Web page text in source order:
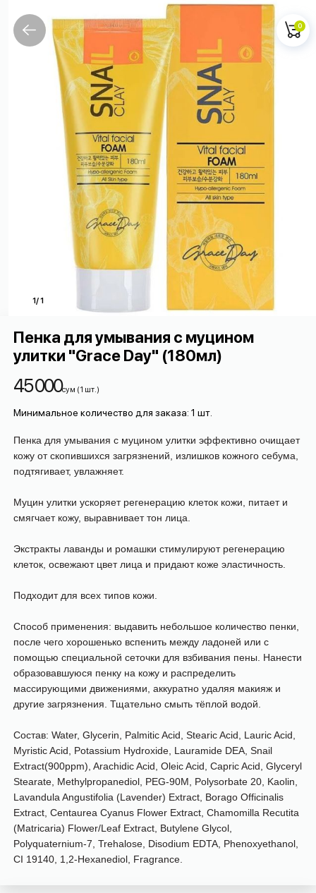
1
0
Пенка для умывания с муцином
улитки "Grace Day" (180мл)
45 000сум (1 шт. )
Минимальное количество для заказа: 1 шт.
Пенка для умывания с муцином улитки эффективно очищает
кожу от скопившихся загрязнений, излишков кожного себума,
подтягивает, увлажняет.
Муцин улитки ускоряет регенерацию клеток кожи, питает и
смягчает кожу, выравнивает тон лица.
Экстракты лаванды и ромашки стимулируют регенерацию
клеток, освежают цвет лица и придают коже эластичность.
Подходит для всех типов кожи.
Способ применения: выдавить небольшое количество пенки,
после чего хорошенько вспенить между ладоней или с
помощью специальной сеточки для взбивания пены. Нанести
образовавшуюся пенку на кожу и распределить
массирующими движениями, аккуратно удаляя макияж и
другие загрязнения. Тщательно смыть тёплой водой.
Состав: Water, Glycerin, Palmitic Acid, Stearic Acid, Lauric Acid,
Myristic Acid, Potassium Hydroxide, Lauramide DEA, Snail
Extract(900ppm), Arachidic Acid, Oleic Acid, Capric Acid, Glyceryl
Stearate, Methylpropanediol, PEG-90M, Polysorbate 20, Kaolin,
Lavandula Angustifolia (Lavender) Extract, Borago Officinalis
Extract, Centaurea Cyanus Flower Extract, Chamomilla Recutita
(Matricaria) Flower/Leaf Extract, Butylene Glycol,
Polyquaternium-7, Trehalose, Disodium EDTA, Phenoxyethanol,
CI 19140, 1,2-Hexanediol, Fragrance.